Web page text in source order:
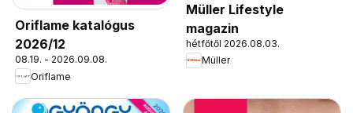
Oriflame katalógus
2026/12
08.19. - 2026.09.08.
Oriflame
Müller Lifestyle
magazin
hétfőtől 2026.08.03.
Müller